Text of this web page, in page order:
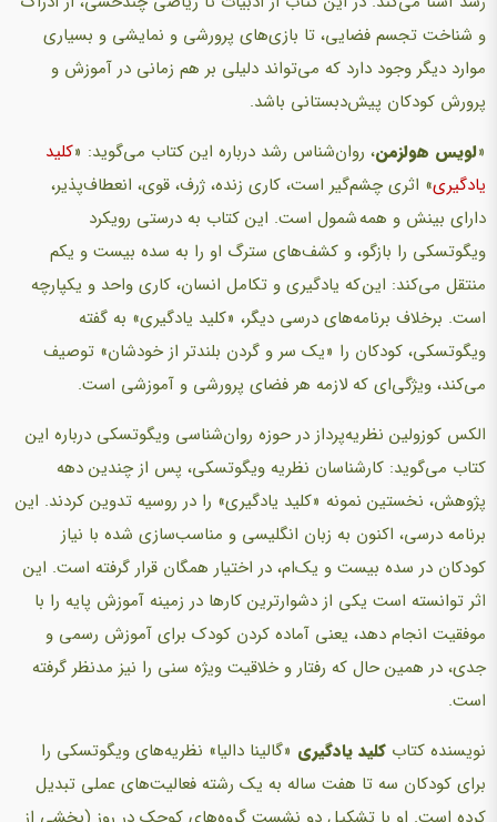
و شناخت تجسم فضایی، تا بازی‌های پرورشی و نمایشی و بسیاری
موارد دیگر وجود دارد که می‌تواند دلیلی بر هم زمانی در آموزش و
پرورش کودکان پیش‌دبستانی باشد.
«لویس هولزمن، روان‌شناس رشد درباره این کتاب می‌گوید:‌ «کلید
یادگیری» اثری چشم‌گیر است، کاری زنده، ژرف، قوی، انعطاف‌پذیر،
دارای بینش و همه شمول است. این کتاب به درستی رویکرد
ویگوتسکی را بازگو، و کشف‌های سترگ او را به سده بیست و یکم
منتقل می‌کند: این که یادگیری و تکامل انسان، کاری واحد و یکپارچه
است. برخلاف برنامه‌های درسی دیگر، «کلید یادگیری» به گفته
ویگوتسکی، کودکان را «یک سر و گردن بلندتر از خودشان» توصیف
می‌کند، ویژگی‌ای که لازمه هر فضای پرورشی و آموزشی است.
الکس کوزولین نظریه‌پرداز در حوزه روان‌شناسی ویگوتسکی درباره این
کتاب می‌گوید:‌ کارشناسان نظریه ویگوتسکی، پس از چندین دهه
پژوهش، نخستین نمونه «کلید یادگیری» را در روسیه تدوین کردند. این
برنامه درسی، اکنون به زبان انگلیسی و مناسب‌سازی شده با نیاز
کودکان در سده بیست و یک‌ام، در اختیار همگان قرار گرفته است. این
اثر توانسته است یکی از دشوارترین کارها در زمینه آموزش پایه را با
موفقیت انجام دهد، یعنی آماده کردن کودک برای آموزش رسمی و
جدی، در همین حال که رفتار و خلاقیت ویژه سنی را نیز مدنظر گرفته
است.
نویسنده کتاب کلید یادگیری «گالینا دالیا» نظریه‌های ویگوتسکی را
برای کودکان سه تا هفت ساله به یک رشته فعالیت‌های عملی تبدیل